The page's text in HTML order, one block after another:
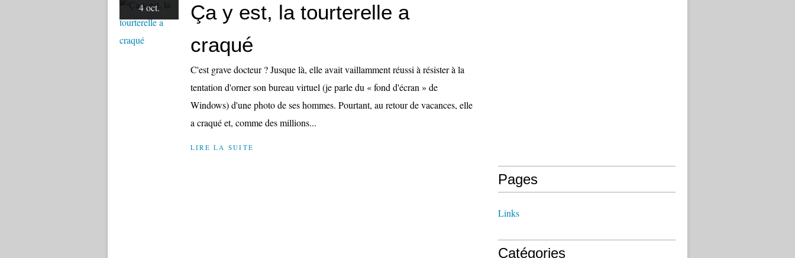
4 oct.
Ça y est, la tourterelle a
craqué
C'est grave docteur ? Jusque là, elle avait vaillamment réussi à résister à la
tentation d'orner son bureau virtuel (je parle du « fond d'écran » de
Windows) d'une photo de ses hommes. Pourtant, au retour de vacances, elle
a craqué et, comme des millions...
LIRE LA SUITE
Pages
Links
Catégories